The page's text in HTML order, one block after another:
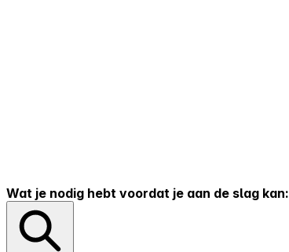
Wat je nodig hebt voordat je aan de slag kan: